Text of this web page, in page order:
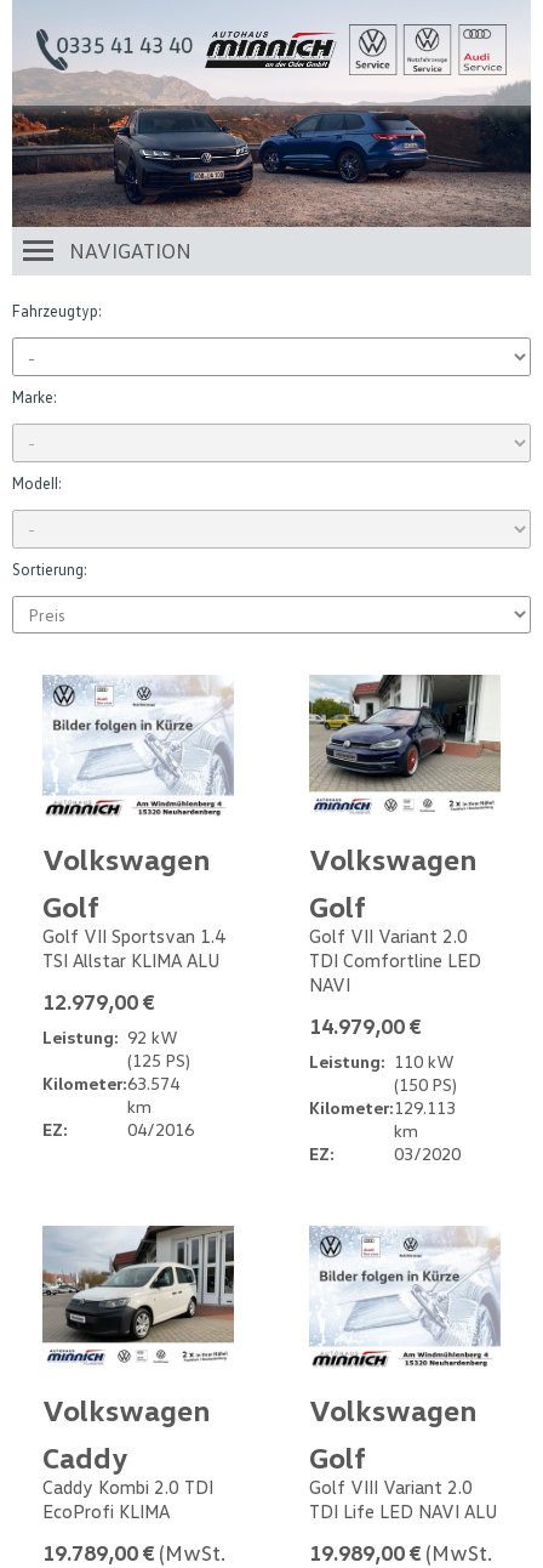
NAVIGATION
Fahrzeugtyp:
Marke:
Modell:
Sortierung:
Volkswagen
Golf
Golf VII Sportsvan 1.4
TSI Allstar KLIMA ALU
12.979,00 €
Leistung: 92 kW
(125 PS)
Kilometer:63.574
km
EZ:
04/2016
Volkswagen
Golf
Golf VII Variant 2.0
TDI Comfortline LED
NAVI
14.979,00 €
Leistung: 110 kW
(150 PS)
Kilometer:129.113
km
EZ:
03/2020
Volkswagen
Caddy
Caddy Kombi 2.0 TDI
EcoProfi KLIMA
19.789,00 € (MwSt.
Volkswagen
Golf
Golf VIII Variant 2.0
TDI Life LED NAVI ALU
19.989,00 € (MwSt.